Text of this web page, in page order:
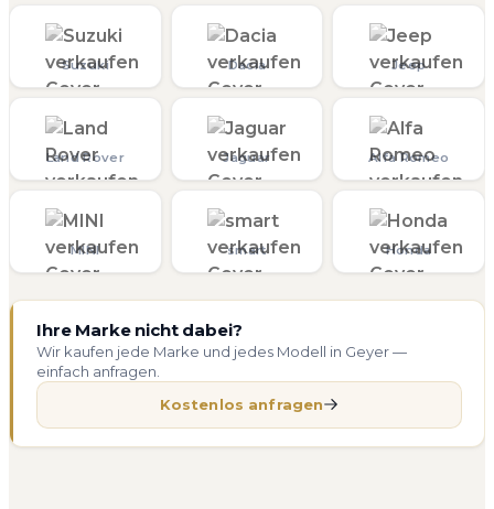
Suzuki Dacia Jeep
Land Rover Jaguar Alfa Romeo
MINI smart Honda
Ihre Marke nicht dabei?
Wir kaufen jede Marke und jedes Modell in Geyer —
einfach anfragen.
Kostenlos anfragen